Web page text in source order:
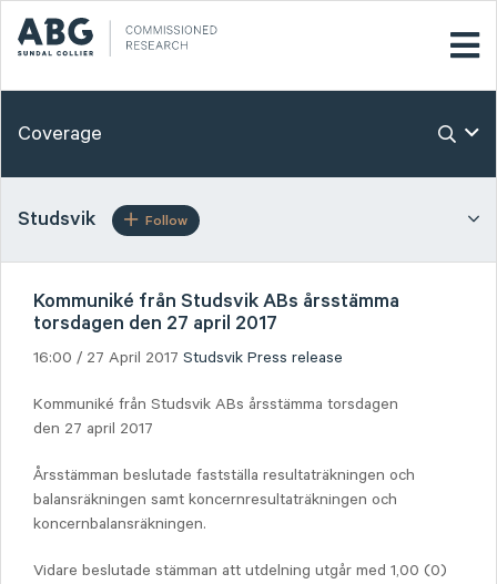
Coverage
Studsvik Follow
Kommuniké från Studsvik ABs årsstämma
torsdagen den 27 april 2017
16:00 / 27 April 2017 Studsvik Press release
Kommuniké från Studsvik ABs årsstämma torsdagen
den 27 april 2017
Årsstämman beslutade fastställa resultaträkningen och
balansräkningen samt koncern­resultaträkningen och
koncernbalansräkningen.
Vidare beslutade stämman att utdelning utgår med 1,00 (0)